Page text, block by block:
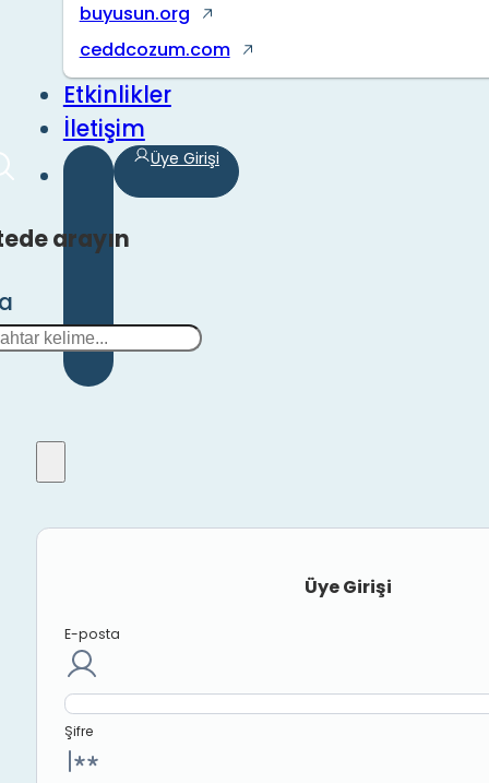
buyusun.org
ceddcozum.com
Etkinlikler
İletişim
arayın
Üye Girişi
Üye Girişi
E-posta
Şifre